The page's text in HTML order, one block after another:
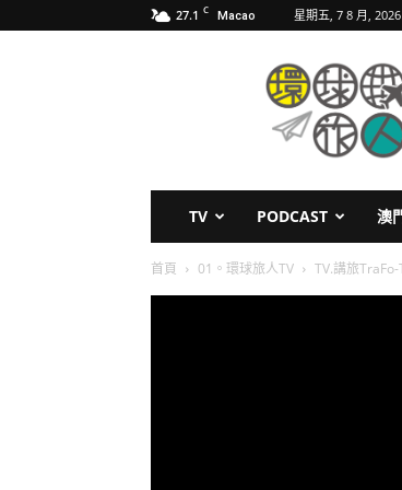
27.1 C Macao 星期五, 7 8 月, 2026
TV PODCAST 澳
首頁 01。環球旅人TV TV.講旅